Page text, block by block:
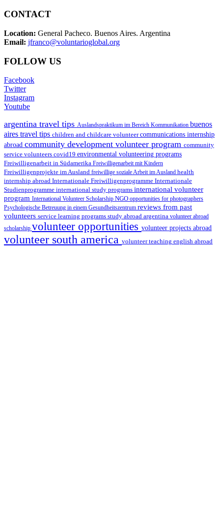
CONTACT
Location: General Pacheco. Buenos Aires. Argentina
Email: jfranco@voluntarioglobal.org
FOLLOW US
Facebook
Twitter
Instagram
Youtube
argentina travel tips Auslandspraktikum im Bereich Kommunikation buenos
aires travel tips children and childcare volunteercommunications internship
abroad community development volunteer program community
service volunteers covid19 environmental volunteering programs
Freiwilligenarbeit in Südamerika Freiwilligenarbeit mit Kindern
Freiwilligenprojekte im Ausland freiwillige soziale Arbeit im Ausland health
internship abroad Internationale Freiwilligenprogramme Internationale
Studienprogramme international study programs international volunteer
program International Volunteer Scholarship NGO opportunities for photographers
Psychologische Betreuung in einem Gesundheitszentrum reviews from past
volunteers service learning programs study abroad argentina volunteer abroad
scholarship volunteer opportunities volunteer projects abroad
volunteer south america volunteer teaching english abroad